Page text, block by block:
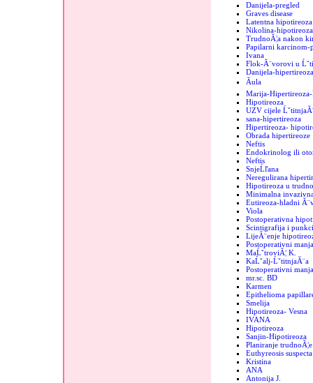
Danijela-pregled
Graves disease
Latentna hipotireoza
Nikolina-hipotireoza
TrudnoĂ¦a nakon
Papilarni karcinom-
Ivana
Flok-Ă¨vorovi u
Danijela-hipertireoza
Ăula
Marija-
Hipotireoza
UZV cijele
sana-hipertireoza
Hipertireoza-
Obrada hipertireoze
Neftis
Endokrinolog ili
Neftis
SnjeĹľana
Neregulirana
Hipotireoza u
Minimalna
Eutireoza-hladni
Viola
Postoperativna
Scintigrafija i
LijeĂ¨enje
Postoperativni
MaĹˇtroviĂ¦ K.
KaĹˇalj-ĹˇtitnjaĂ¨a
Postoperativni
mr.sc. BD
Karmen
Epithelioma
Smelija
Hipotireoza- Vesna
IVANA
Hipotireoza
Sanjin-Hipotireoza
Planiranje trudnoĂ¦e
Euthyreosis suspecta
Kristina
ANA
Antonija J.